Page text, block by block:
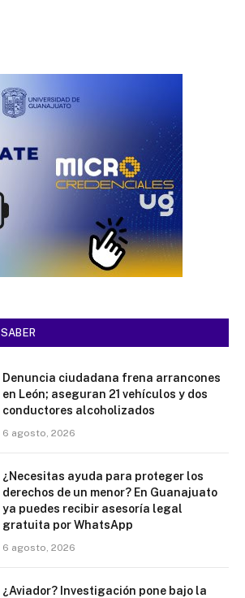
SABER
Denuncia ciudadana frena arrancones
en León; aseguran 21 vehículos y dos
conductores alcoholizados
6 agosto, 2026
¿Necesitas ayuda para proteger los
derechos de un menor? En Guanajuato
ya puedes recibir asesoría legal
gratuita por WhatsApp
6 agosto, 2026
¿Aviador? Investigación pone bajo la